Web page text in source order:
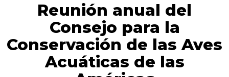
Reunión anual del
Consejo para la
Conservación de las Aves
Acuáticas de las